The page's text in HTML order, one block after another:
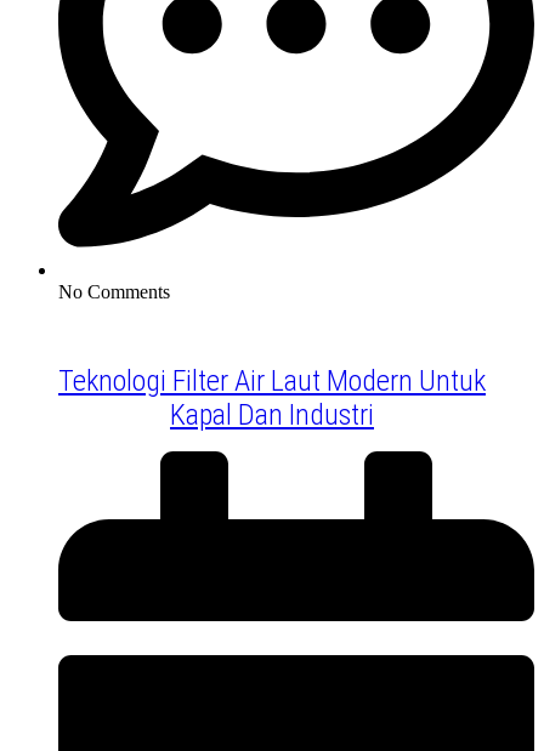
No Comments
Teknologi Filter Air Laut Modern Untuk
Kapal Dan Industri